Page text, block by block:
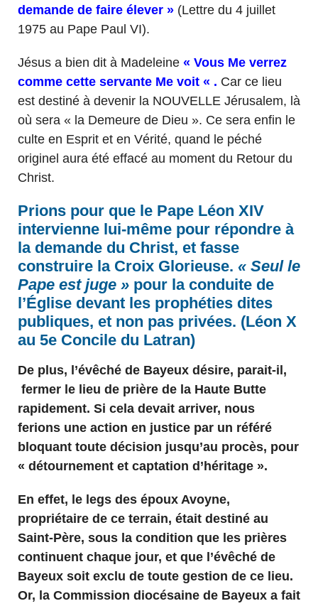
demande de faire élever » (Lettre du 4 juillet
1975 au Pape Paul VI).
Jésus a bien dit à Madeleine « Vous Me verrez
comme cette servante Me voit « . Car ce lieu
est destiné à devenir la NOUVELLE Jérusalem, là
où sera « la Demeure de Dieu ». Ce sera enfin le
culte en Esprit et en Vérité, quand le péché
originel aura été effacé au moment du Retour du
Christ.
Prions pour que le Pape Léon XIV
intervienne lui-même pour répondre à
la demande du Christ, et fasse
construire la Croix Glorieuse. « Seul le
Pape est juge » pour la conduite de
l’Église devant les prophéties dites
publiques, et non pas privées. (Léon X
au 5e Concile du Latran)
De plus, l’évêché de Bayeux désire, parait-il,
fermer le lieu de prière de la Haute Butte
rapidement. Si cela devait arriver, nous
ferions une action en justice par un référé
bloquant toute décision jusqu’au procès, pour
« détournement et captation d’héritage ».
En effet, le legs des époux Avoyne,
propriétaire de ce terrain, était destiné au
Saint-Père, sous la condition que les prières
continuent chaque jour, et que l’évêché de
Bayeux soit exclu de toute gestion de ce lieu.
Or, la Commission diocésaine de Bayeux a fait